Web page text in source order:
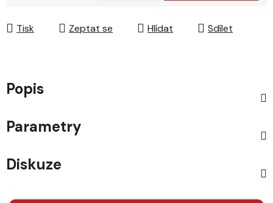
Tisk Zeptat se Hlídat Sdílet
Popis
Parametry
Diskuze